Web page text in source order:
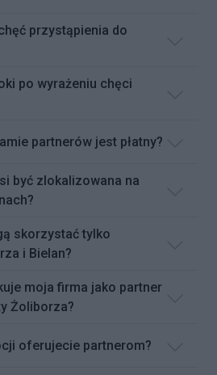
przystąpienia do
po wyrażeniu chęci
partnerów jest płatny?
być zlokalizowana na
skorzystać tylko
i Bielan?
moja firma jako partner
Żoliborza?
oferujecie partnerom?